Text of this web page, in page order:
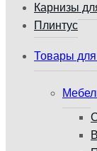
Карнизы
Плинтус
Товары